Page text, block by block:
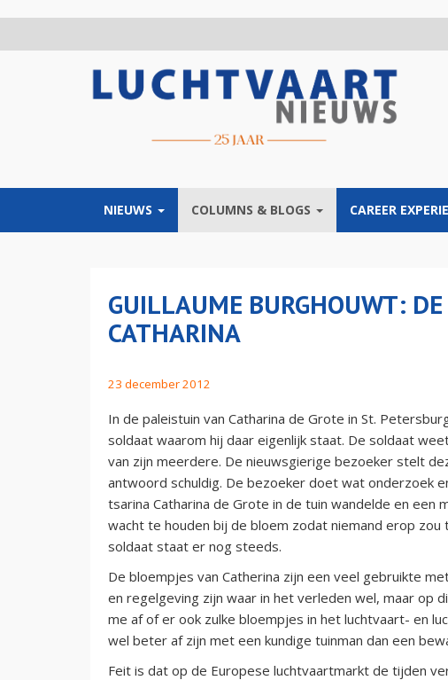
NIEUWS COLUMNS & BLOGS CAREER
GUILLAUME BURGHOUWT: DE
CATHARINA
23 december 2012
In de paleistuin van Catharina de Grote in St.
soldaat waarom hij daar eigenlijk staat. De soldaat
van zijn meerdere. De nieuwsgierige bezoeker stelt
antwoord schuldig. De bezoeker doet wat onderzoek
tsarina Catharina de Grote in de tuin wandelde en een
wacht te houden bij de bloem zodat niemand erop zou
soldaat staat er nog steeds.
De bloempjes van Catherina zijn een veel gebruikte
en regelgeving zijn waar in het verleden wel, maar op
me af of er ook zulke bloempjes in het luchtvaart- en
wel beter af zijn met een kundige tuinman dan een
Feit is dat op de Europese luchtvaartmarkt de tijden